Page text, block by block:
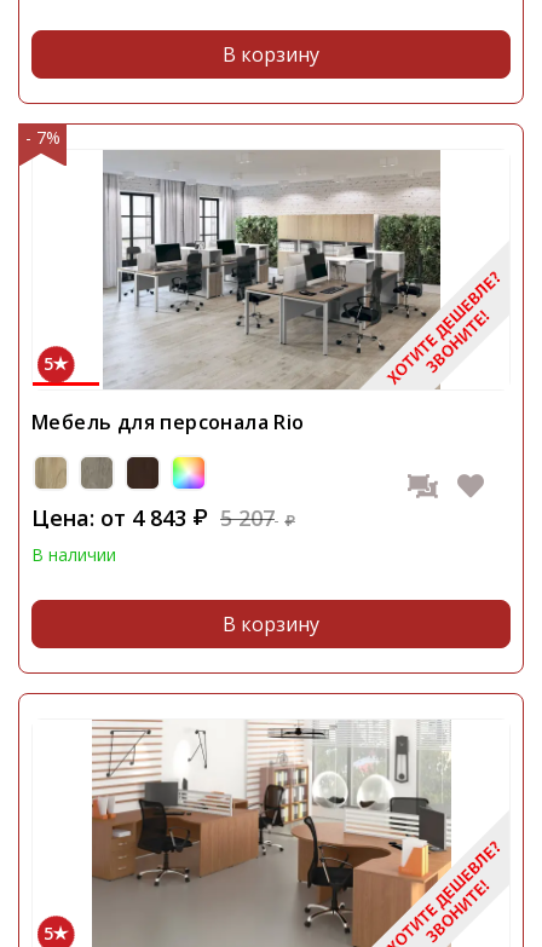
В корзину
- 7%
5
Мебель для персонала Rio
Цена: от 4 843 ₽ 5 207 ₽
В наличии
В корзину
5